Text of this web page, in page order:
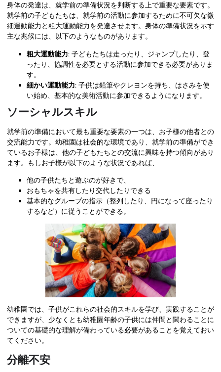
身体の発達は、就学前の準備状況を判断する上で重要な要素です。
就学前の子どもたちは、就学前の活動に参加するために不可欠な微
細運動能力と粗大運動能力を発達させます。身体の準備状況を示す
主な兆候には、以下のようなものがあります。
粗大運動能力: 子どもたちは走ったり、ジャンプしたり、登
ったり、協調性を必要とする活動に参加できる必要がありま
す。
細かい運動能力: 子供は鉛筆やクレヨンを持ち、はさみを使
い始め、基本的な美術活動に参加できるようになります。
ソーシャルスキル
就学前の準備において最も重要な要素の一つは、お子様の他者との
交流能力です。幼稚園は社会的な環境であり、就学前の準備ができ
ているお子様は、他の子どもたちとの交流に興味を持つ傾向があり
ます。もしお子様が以下のような状況であれば、
他の子供たちと遊ぶのが好きで、
おもちゃを共有したり交代したりできる
基本的なグループの指示（整列したり、円になって座ったり
するなど）に従うことができる。
幼稚園では、子供がこれらの社会的スキルを学び、実践することが
できますが、少なくとも幼稚園年齢の子供には仲間と関わることに
ついての基礎的な理解が備わっている必要があることを覚えておい
てください。
分離不安